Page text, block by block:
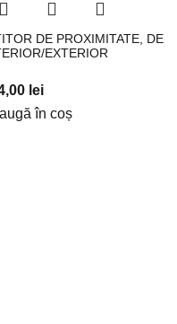
DE PROXIMITATE, DE
EXTERIOR
lei
în coș